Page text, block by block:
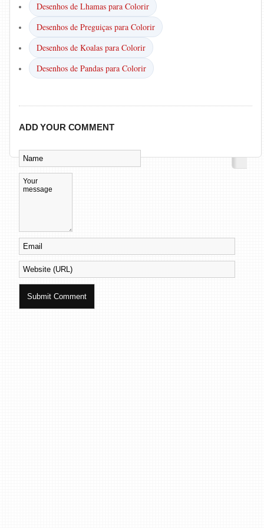
Desenhos de Lhamas para Colorir
Desenhos de Preguiças para Colorir
Desenhos de Koalas para Colorir
Desenhos de Pandas para Colorir
ADD YOUR COMMENT